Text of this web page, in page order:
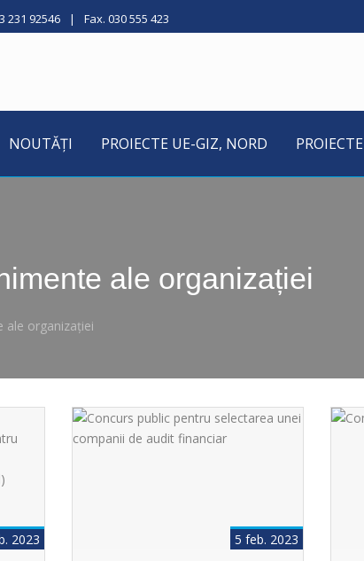
231 92546 Fax. 030 555 423
NOUTĂȚI PROIECTE UE-GIZ, NORD PROIECTE
ale organizației
ale organizației
2023 5 feb. 2023